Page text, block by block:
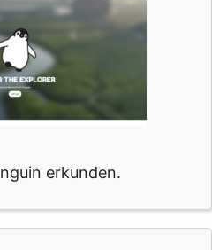
erkunden.